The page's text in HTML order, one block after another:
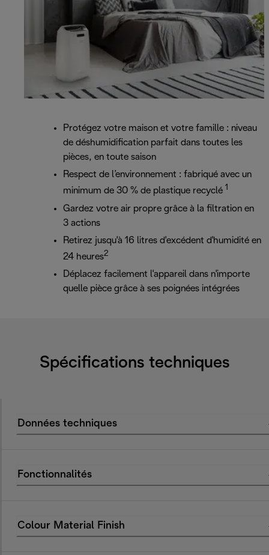
Protégez votre maison et votre famille : niveau
de déshumidification parfait dans toutes les
pièces, en toute saison
Respect de l’environnement : fabriqué avec un
minimum de 30 % de plastique recyclé 1
Gardez votre air propre grâce à la filtration en
3 actions
Retirez jusqu'à 16 litres d'excédent d'humidité en
24 heures2
Déplacez facilement l'appareil dans n'importe
quelle pièce grâce à ses poignées intégrées
Spécifications techniques
Données techniques
Fonctionnalités
Colour Material Finish